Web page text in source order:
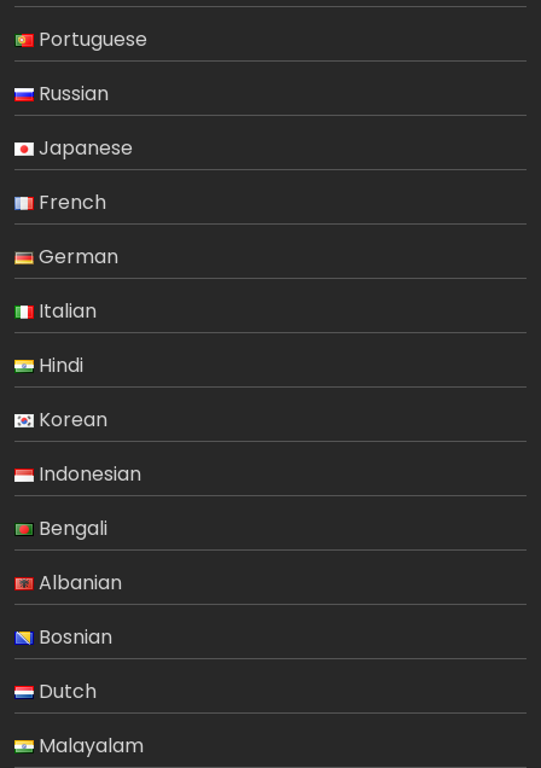
Portuguese
Russian
Japanese
French
German
Italian
Hindi
Korean
Indonesian
Bengali
Albanian
Bosnian
Dutch
Malayalam